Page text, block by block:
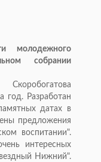
молодежного
собрании
год. Разработан
датах в
предложения
воспитании".
интересных
Нижний".